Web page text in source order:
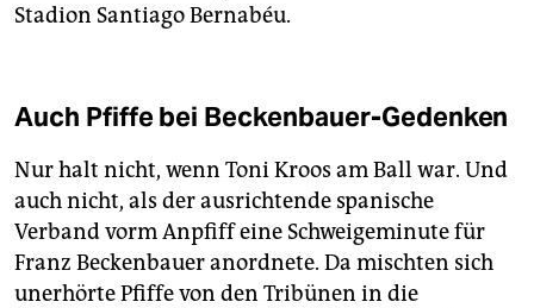
Stadion Santiago Bernabéu.
Auch Pfiffe bei Beckenbauer-Gedenken
Nur halt nicht, wenn Toni Kroos am Ball war. Und
auch nicht, als der ausrichtende spanische
Verband vorm Anpfiff eine Schweigeminute für
Franz Beckenbauer anordnete. Da mischten sich
unerhörte Pfiffe von den Tribünen in die